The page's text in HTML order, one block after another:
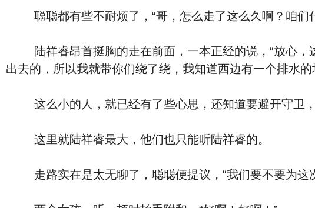
聪聪都有些不耐烦了，“哥，怎么走了这么久啊？咱们
陆祥睿昂首挺胸的走在前面，一本正经的说，“放心，
出去的，所以我就带你们绕了绕，我知道西边有一个排水
这么小的人，就已经有了些心思，还知道要避开守卫，
这里就陆祥睿最大，他们也只能听陆祥睿的。
走路实在是太无聊了，聪聪便提议，“我们要不要为这